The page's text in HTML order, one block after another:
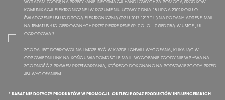
WYRAŻAM ZGODĘ NA PRZESYŁANIE INFORMACJI HANDLOWYCH ZA POMOCĄ ŚRODKÓW
KOMUNIKACJI ELEKTRONICZNEJ W ROZUMIENIU USTAWY Z DNIA 18 LIPCA 2002 ROKU O
ŚWIADCZENIE USŁUG DROGĄ ELEKTRONICZNĄ (DZ.U.2017.1219 TJ..) NA PODANY ADRES E-MAIL
NA TEMAT USŁUG OFEROWANYCH PRZEZ PIERRE RENÉ SP. Z O. O. , Z SIEDZIBĄ W USTCE , UL.
OGRODOWA 7.
ZGODA JEST DOBROWOLNA I MOŻE BYĆ W KAŻDEJ CHWILI WYCOFANA, KLIKAJĄC W
ODPOWIEDNI LINK NA KOŃCU WIADOMOŚCI E-MAIL. WYCOFANIE ZGODY NIE WPŁYWA NA
ZGODNOŚĆ Z PRAWEM PRZETWARZANIA, KTÓREGO DOKONANO NA PODSTAWIE ZGODY PRZED
JEJ WYCOFANIEM.
* RABAT NIE DOTYCZY PRODUKTÓW W PROMOCJI, OUTLECIE ORAZ PRODUKTÓW INFLUENCERSKICH